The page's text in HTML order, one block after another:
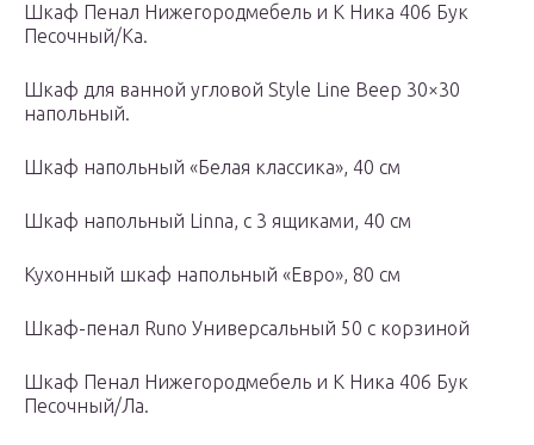
Шкаф Пенал Нижегородмебель и К Ника 406 Бук
Песочный/Ка.
Шкаф для ванной угловой Style Line Веер 30×30
напольный.
Шкаф напольный «Белая классика», 40 см
Шкаф напольный Linna, с 3 ящиками, 40 см
Кухонный шкаф напольный «Евро», 80 см
Шкаф-пенал Runo Универсальный 50 с корзиной
Шкаф Пенал Нижегородмебель и К Ника 406 Бук
Песочный/Ла.